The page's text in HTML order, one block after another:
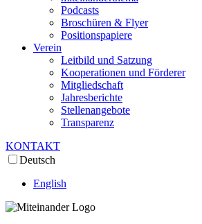
Podcasts
Broschüren & Flyer
Positionspapiere
Verein
Leitbild und Satzung
Kooperationen und Förderer
Mitgliedschaft
Jahresberichte
Stellenangebote
Transparenz
KONTAKT
Deutsch
English